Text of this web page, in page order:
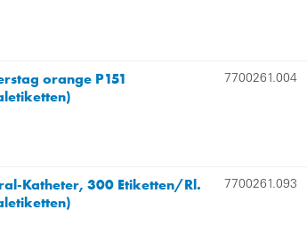
orange P151
7700261.004
Katheter, 300 Etiketten/Rl.
7700261.093